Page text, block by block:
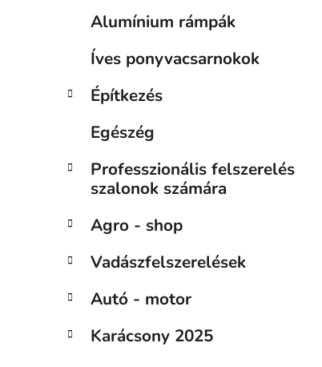
Alumínium rámpák
Íves ponyvacsarnokok
Építkezés
Egészég
Professzionális felszerelés
szalonok számára
Agro - shop
Vadászfelszerelések
Autó - motor
Karácsony 2025